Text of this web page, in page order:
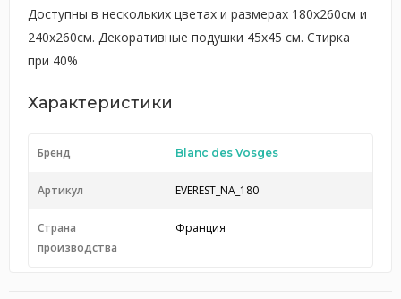
Доступны в нескольких цветах и размерах 180x260см и
240x260см. Декоративные подушки 45х45 см. Стирка
при 40%
Характеристики
Бренд Blanc des Vosges
Артикул EVEREST_NA_180
Страна
производства
Франция